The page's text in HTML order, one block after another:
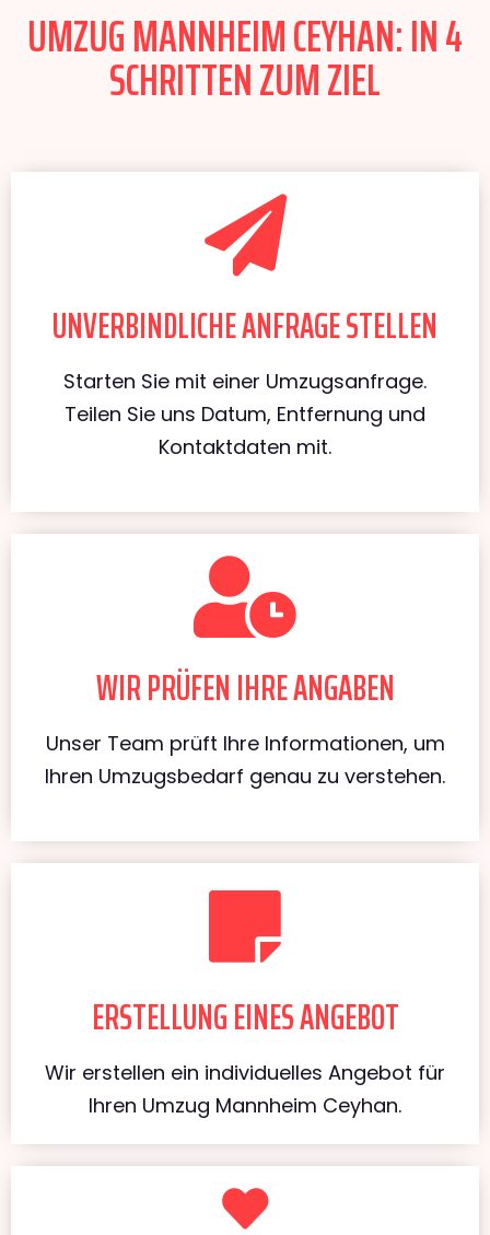
UMZUG MANNHEIM CEYHAN: IN 4
SCHRITTEN ZUM ZIEL
UNVERBINDLICHE ANFRAGE STELLEN
Starten Sie mit einer Umzugsanfrage.
Teilen Sie uns Datum, Entfernung und
Kontaktdaten mit.
WIR PRÜFEN IHRE ANGABEN
Unser Team prüft Ihre Informationen, um
Ihren Umzugsbedarf genau zu verstehen.
ERSTELLUNG EINES ANGEBOT
Wir erstellen ein individuelles Angebot für
Ihren Umzug Mannheim Ceyhan.